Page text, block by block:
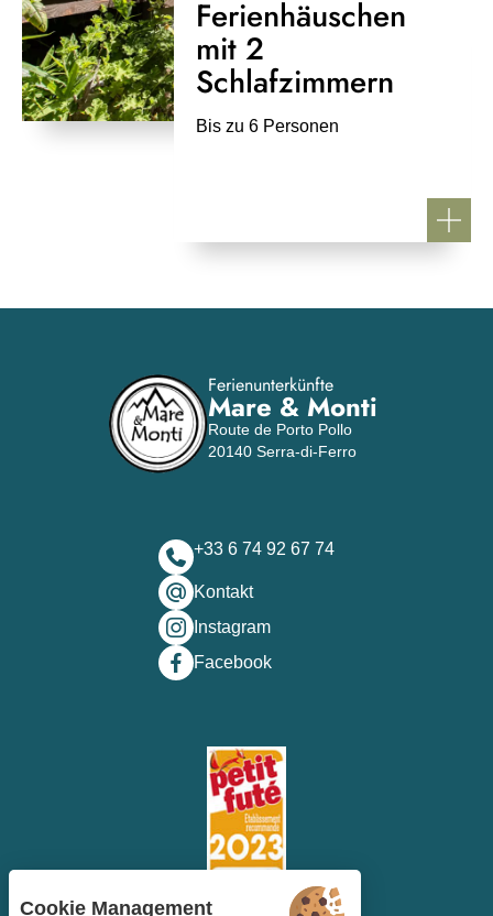
Ferienhäuschen
mit 2
Schlafzimmern
Bis zu 6 Personen
Ferienunterkünfte
Mare & Monti
Route de Porto Pollo
20140 Serra-di-Ferro
+33 6 74 92 67 74
Kontakt
Instagram
Facebook
Cookie Management